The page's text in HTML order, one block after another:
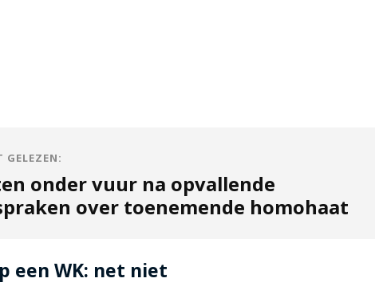
GELEZEN:
onder vuur na opvallende
over toenemende homohaat
een WK: net niet